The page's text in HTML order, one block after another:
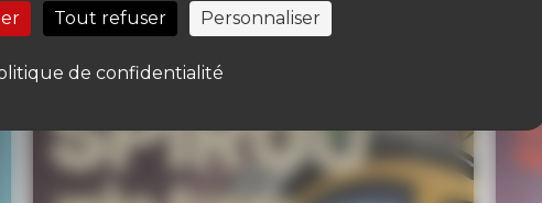
Tout refuser Personnaliser
de confidentialité